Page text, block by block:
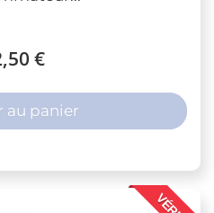
€
au panier